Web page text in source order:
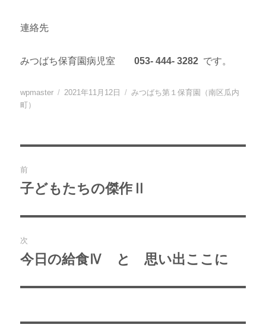
連絡先
みつばち保育園病児室053- 444- 3282 です。
投
稿
wpmaster
投
2021年11月12日
カ
みつばち第１保育園（南区瓜内
町）
稿
ビ
ゲ
ー
前
過
の
投
稿:
子どもたちの傑作Ⅱ
次
次
投
今日の給食Ⅳ と 思い出ここに